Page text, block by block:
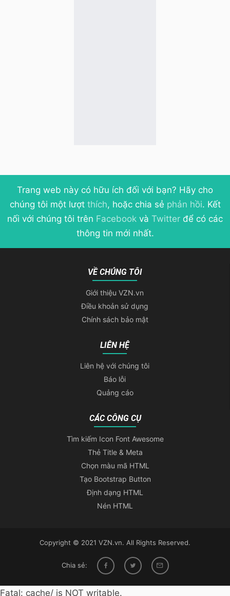
Trang web này có hữu ích đối với bạn? Hãy cho
chúng tôi một lượt thích, hoặc chia sẻ phản hồi. Kết
nối với chúng tôi trên Facebook và Twitter để có các
thông tin mới nhất.
VỀ CHÚNG TÔI
Giới thiệu VZN.vn
Điều khoản sử dụng
Chính sách bảo mật
LIÊN HỆ
Liên hệ với chúng tôi
Báo lỗi
Quảng cáo
CÁC CÔNG CỤ
Tìm kiếm Icon Font Awesome
Thẻ Title & Meta
Chọn màu mã HTML
Tạo Bootstrap Button
Định dạng HTML
Nén HTML
Copyright © 2021 VZN.vn. All Rights Reserved.
Chia sẻ:
Fatal: cache/ is NOT writable.